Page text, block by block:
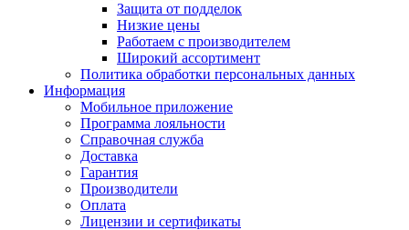
Защита от подделок
Низкие цены
Работаем с производителем
Широкий ассортимент
Политика обработки персональных данных
Информация
Мобильное приложение
Программа лояльности
Справочная служба
Доставка
Гарантия
Производители
Оплата
Лицензии и сертификаты